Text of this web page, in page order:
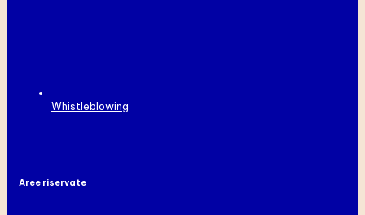
Whistleblowing
Aree riservate